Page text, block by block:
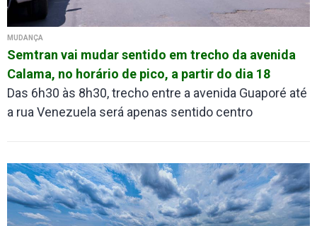
MUDANÇA
Semtran vai mudar sentido em trecho da avenida
Calama, no horário de pico, a partir do dia 18
Das 6h30 às 8h30, trecho entre a avenida Guaporé até
a rua Venezuela será apenas sentido centro